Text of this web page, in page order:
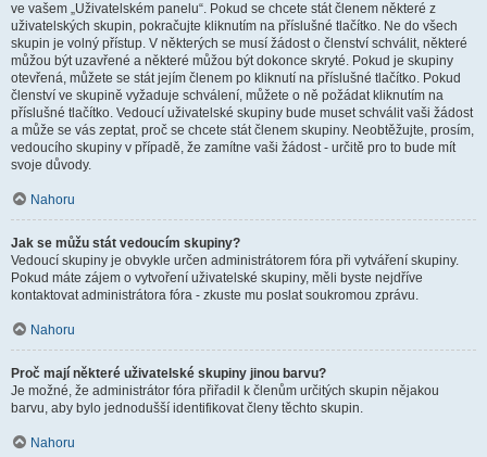
ve vašem „Uživatelském panelu“. Pokud se chcete stát členem některé z
uživatelských skupin, pokračujte kliknutím na příslušné tlačítko. Ne do všech
skupin je volný přístup. V některých se musí žádost o členství schválit, některé
můžou být uzavřené a některé můžou být dokonce skryté. Pokud je skupiny
otevřená, můžete se stát jejím členem po kliknutí na příslušné tlačítko. Pokud
členství ve skupině vyžaduje schválení, můžete o ně požádat kliknutím na
příslušné tlačítko. Vedoucí uživatelské skupiny bude muset schválit vaši žádost
a může se vás zeptat, proč se chcete stát členem skupiny. Neobtěžujte, prosím,
vedoucího skupiny v případě, že zamítne vaši žádost - určitě pro to bude mít
svoje důvody.
Nahoru
Jak se můžu stát vedoucím skupiny?
Vedoucí skupiny je obvykle určen administrátorem fóra při vytváření skupiny.
Pokud máte zájem o vytvoření uživatelské skupiny, měli byste nejdříve
kontaktovat administrátora fóra - zkuste mu poslat soukromou zprávu.
Nahoru
Proč mají některé uživatelské skupiny jinou barvu?
Je možné, že administrátor fóra přiřadil k členům určitých skupin nějakou
barvu, aby bylo jednodušší identifikovat členy těchto skupin.
Nahoru